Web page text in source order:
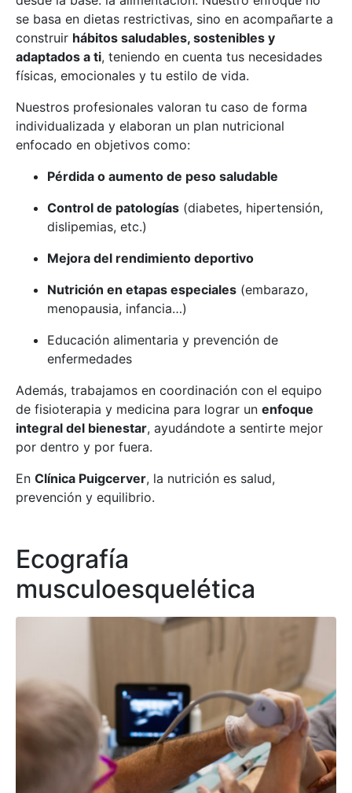
se basa en dietas restrictivas, sino en acompañarte a
construir hábitos saludables, sostenibles y
adaptados a ti, teniendo en cuenta tus necesidades
físicas, emocionales y tu estilo de vida.
Nuestros profesionales valoran tu caso de forma
individualizada y elaboran un plan nutricional
enfocado en objetivos como:
Pérdida o aumento de peso saludable
Control de patologías (diabetes, hipertensión,
dislipemias, etc.)
Mejora del rendimiento deportivo
Nutrición en etapas especiales (embarazo,
menopausia, infancia…)
Educación alimentaria y prevención de
enfermedades
Además, trabajamos en coordinación con el equipo
de fisioterapia y medicina para lograr un enfoque
integral del bienestar, ayudándote a sentirte mejor
por dentro y por fuera.
En Clínica Puigcerver, la nutrición es salud,
prevención y equilibrio.
Ecografía
musculoesquelética